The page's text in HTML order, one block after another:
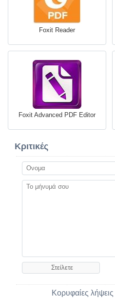
Foxit Reader
Foxit Advanced PDF Editor
Κριτικές
Κορυφαίες λήψεις